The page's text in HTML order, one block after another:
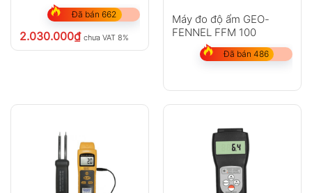
Đã bán 662
2.030.000₫ chưa VAT 8%
Máy đo độ ẩm GEO-
FENNEL FFM 100
Đã bán 486